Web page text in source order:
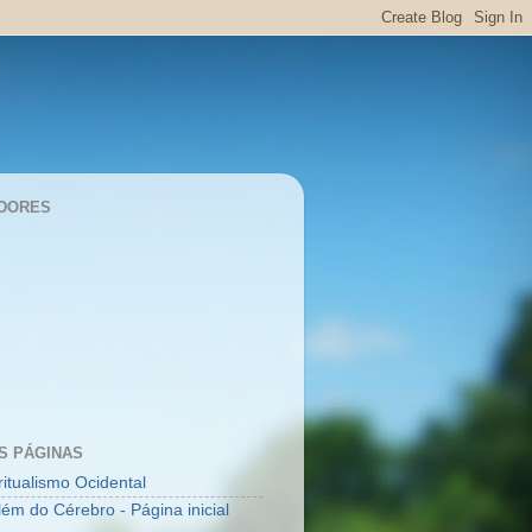
PÁGINAS
Ocidental
do Cérebro - Página inicial